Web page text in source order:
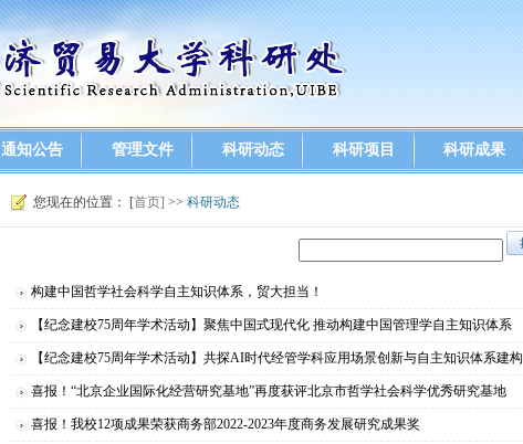
通知公告 管理文件 科研动态 科研项目 科研成果
您现在的位置： [首页] >> 科研动态
构建中国哲学社会科学自主知识体系，贸大担当！
【纪念建校75周年学术活动】聚焦中国式现代化 推动构建中国管理学自主知识体系
【纪念建校75周年学术活动】共探AI时代经管学科应用场景创新与自主知识体系建构
喜报！“北京企业国际化经营研究基地”再度获评北京市哲学社会科学优秀研究基地
喜报！我校12项成果荣获商务部2022-2023年度商务发展研究成果奖